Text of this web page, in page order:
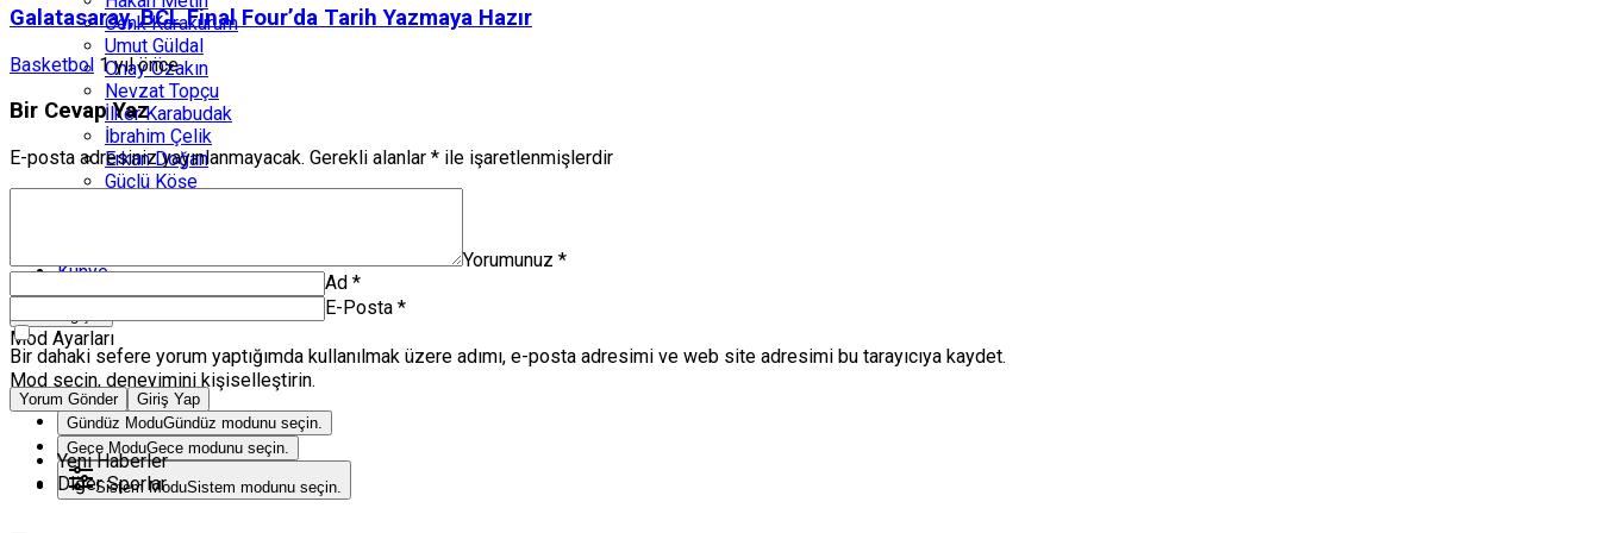
Cenk Karakurum
Umut Güldal
Onay Özakın
Nevzat Topçu
İlker Karabudak
İbrahim Çelik
Erkan Doğan
Güçlü Köşe
Künye
Mod Ayarları
Mod seçin, deneyimini kişiselleştirin.
Gündüz ModuGündüz modunu seçin.
Gece ModuGece modunu seçin.
Sistem ModuSistem modunu seçin.
Galatasaray, BCL Final Four’da Tarih Yazmaya Hazır
Basketbol 1 yıl önce
Bir Cevap Yaz
E-posta adresiniz yayınlanmayacak. Gerekli alanlar * ile işaretlenmişlerdir
Yorumunuz *
Ad *
E-Posta *
Bir dahaki sefere yorum yaptığımda kullanılmak üzere adımı, e-posta adresimi ve web site adresimi bu tarayıcıya kaydet.
Yorum Gönder Giriş Yap
Yeni Haberler
Diğer Sporlar